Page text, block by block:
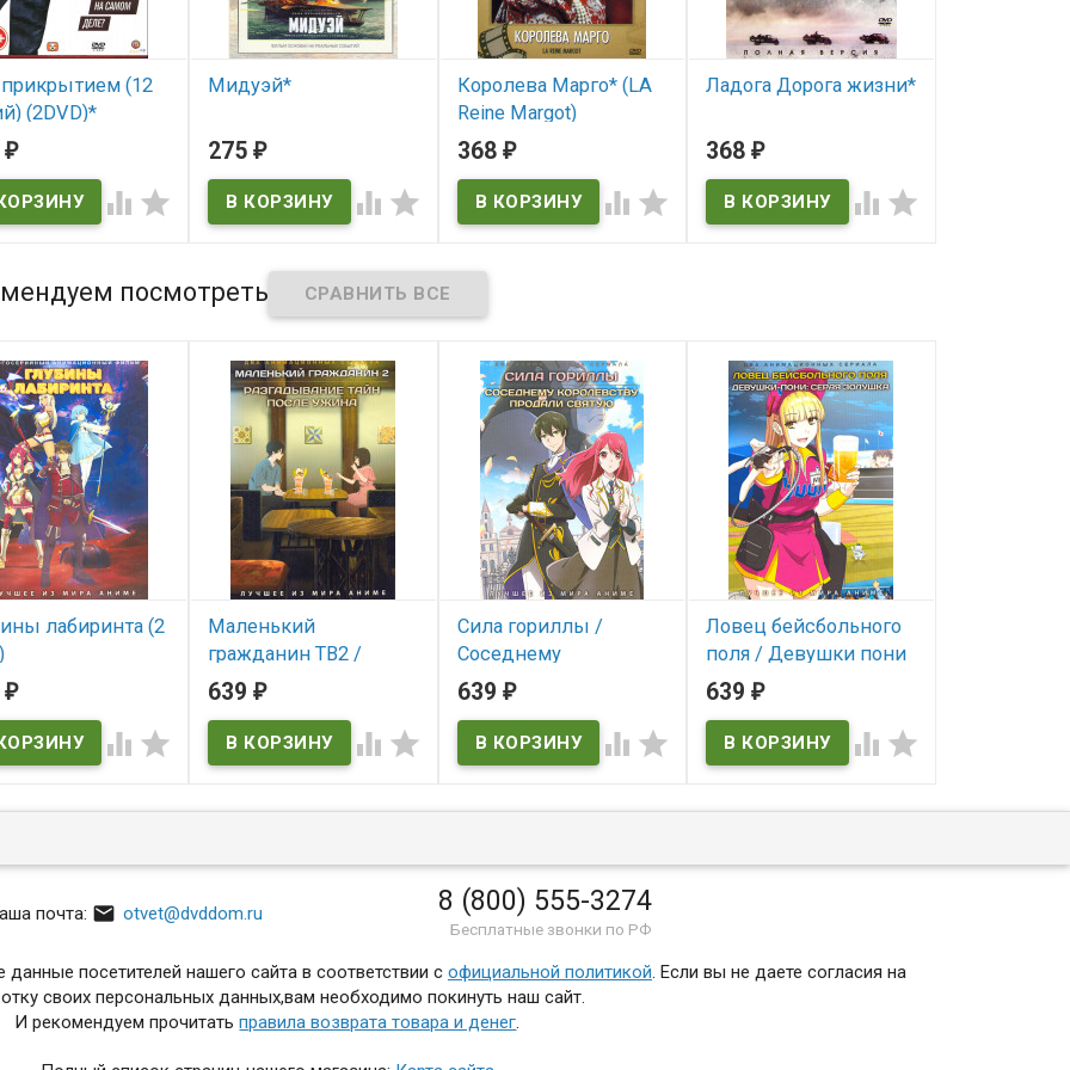
(12
(2DVD)*
₽
 
Мидуэй*
275₽
 
Королева Марго* (LA
Reine Margot)
В наличии
LA Reine Margot
368 ₽
 
Ладога Дорога жизни*
368₽
 
посмотреть
лабиринта (2
₽
 
Маленький
гражданин ТВ2 /
Разгадывание тайн
639₽
 
Сила гориллы /
Соседнему
королевству продали
639 ₽
 
Ловец бейсбольного
поля / Девушки пони
Серая Золушка (2 DVD)
639₽
 
почта:  otvet@dvddom.ru 8 (800) 555-3274
Бесплатные звонки по РФ
посетителей нашего сайта в соответствии с официальной политикой. Если вы не даете согласия на
своих персональных данных,вам необходимо покинуть наш сайт.
И рекомендуем прочитатьправила возврата товара и денег.